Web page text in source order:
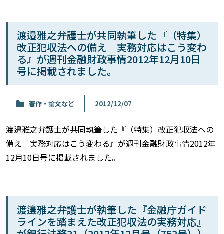
渡邉雅之弁護士が共同執筆した『（特集）
改正犯収法への備え 実務対応はこう変わ
る』が週刊金融財政事情2012年12月10日
号に掲載されました。
著作・論⽂など 2012/12/07
渡邉雅之弁護士が共同執筆した『（特集）改正犯収法への
備え 実務対応はこう変わる』が週刊金融財政事情2012年
12月10日号に掲載されました。
渡邉雅之弁護士が執筆した『金融庁ガイド
ラインを踏まえた改正犯収法の実務対応』